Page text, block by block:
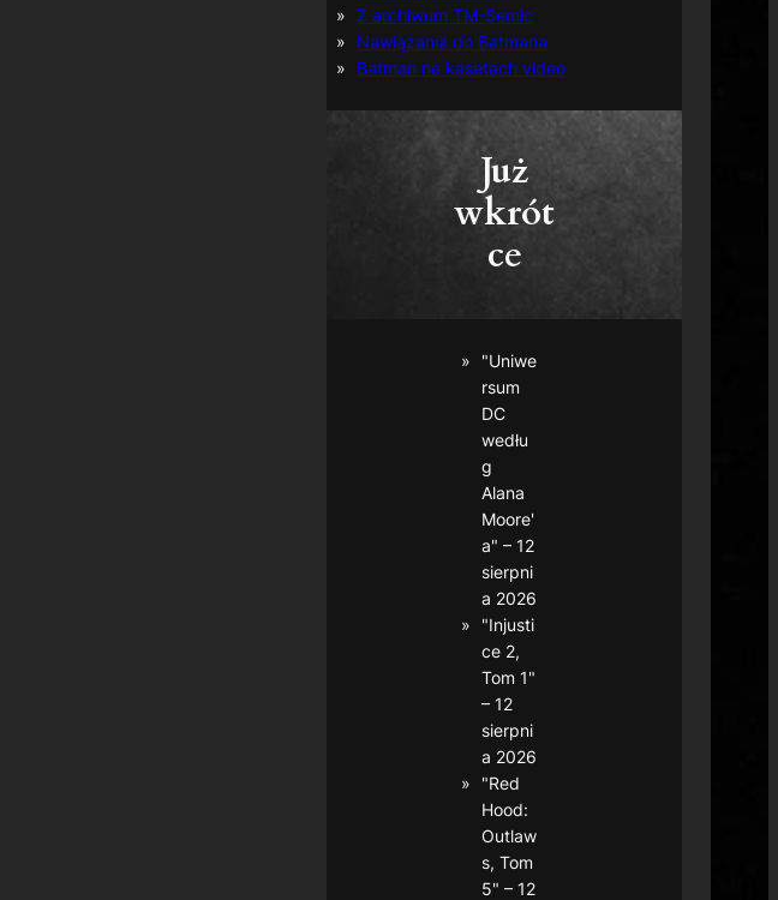
Z archiwum TM-Semic
Nawiązania do Batmana
Batman na kasetach video
Już
wkrót
ce
"Uniwe
rsum
DC
wedłu
g
Alana
Moore'
a" – 12
sierpni
a 2026
"Injusti
ce 2,
Tom 1"
– 12
sierpni
a 2026
"Red
Hood:
Outlaw
s, Tom
5" – 12